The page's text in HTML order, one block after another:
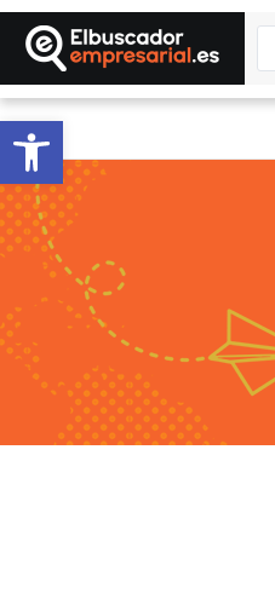
Abrir barra de herramientas